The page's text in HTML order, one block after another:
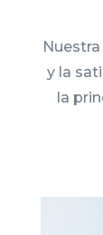
y la
la